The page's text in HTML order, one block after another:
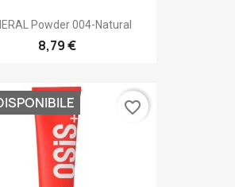
Powder 004-Natural
8,79 €
favorite_border